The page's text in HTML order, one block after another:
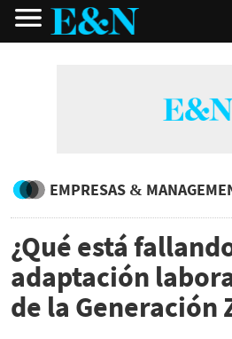
EMPRESAS &
¿Qué está
adaptación
de la Generación